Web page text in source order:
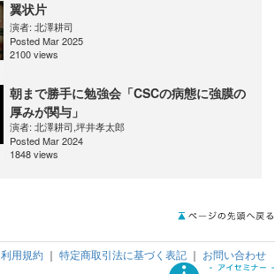
翼状片
演者: 北澤耕司
Posted Mar 2025
2100 views
朝まで勝手に勉強会「CSCの病態に強膜の
厚みが関与」
演者: 北澤耕司,坪井孝太郎
Posted Mar 2024
1848 views
利用規約 ｜ 特定商取引法に基づく表記 ｜ お問い合わせ